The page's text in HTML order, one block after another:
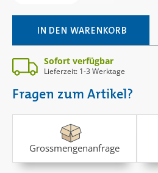
IN DEN WARENKORB
Sofort verfügbar
Lieferzeit: 1-3 Werktage
Fragen zum Artikel?
Grossmengenanfrage